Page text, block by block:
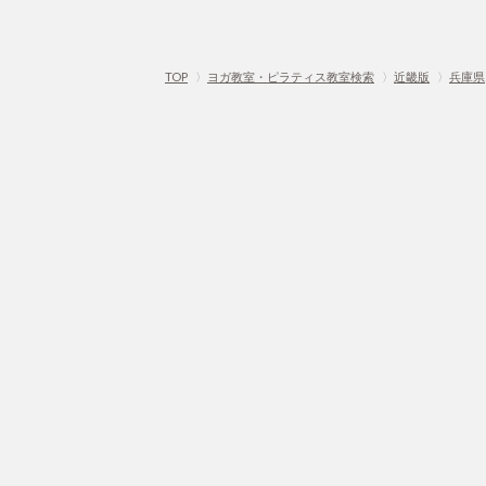
TOP 〉 ヨガ教室・ピラティス教室検索 〉 近畿版 〉 兵庫県